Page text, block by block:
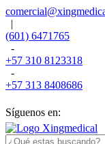
|
(601) 6471765
-
+57 310 8123318
-
+57 313 8408686
Síguenos en: